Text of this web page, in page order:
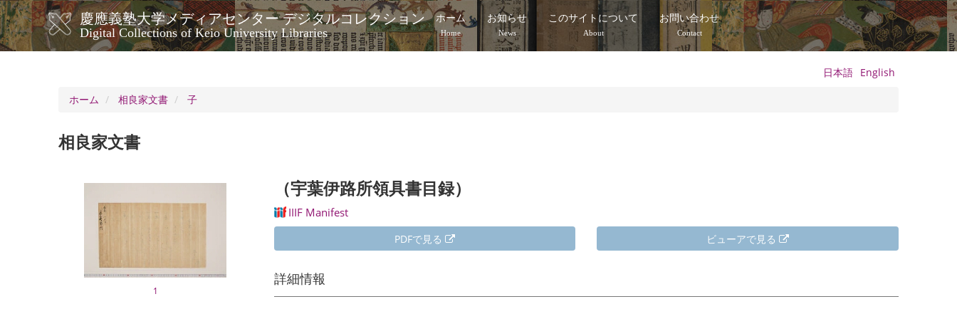
メ
イ
ン
コ
慶應義塾大学メディアセンター デジタルコレクション
Digital Collections of Keio University Libraries
メ
イ
ビ
ー
シ
ホーム
Home
お知らせ
News
このサイトについて
About
お問い合わせ
Contact
日本語 English
ホーム
相良家文書 子
相良家文書
1
（宇葉伊路所領具書目録）
IIIF Manifest
PDFで見る ビューアで見る
詳細情報